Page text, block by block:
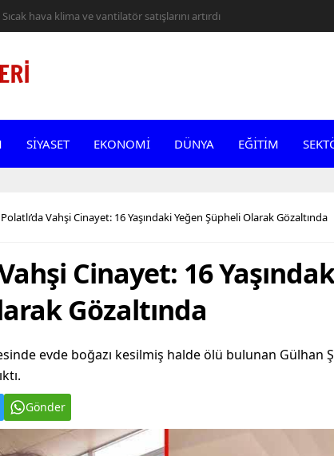
Sıcak hava klima ve vantilatör satışlarını artırdı
SİYASET EKONOMİ DÜNYA EĞİTİM
Polatlı’da Vahşi Cinayet: 16 Yaşındaki Yeğen Şüpheli Olarak Gözaltında
Cinayet: 16
Gözaltında
evde boğazı kesilmiş halde ölü bulunan Gülhan
Gönder